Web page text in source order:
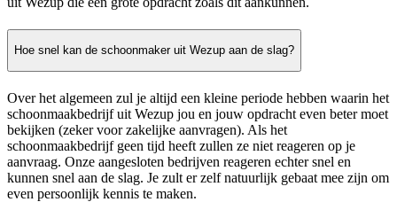
Hoe snel kan de schoonmaker uit Wezup aan de slag?
Over het algemeen zul je altijd een kleine periode hebben waarin het
schoonmaakbedrijf uit Wezup jou en jouw opdracht even beter moet
bekijken (zeker voor zakelijke aanvragen). Als het
schoonmaakbedrijf geen tijd heeft zullen ze niet reageren op je
aanvraag. Onze aangesloten bedrijven reageren echter snel en
kunnen snel aan de slag. Je zult er zelf natuurlijk gebaat mee zijn om
even persoonlijk kennis te maken.